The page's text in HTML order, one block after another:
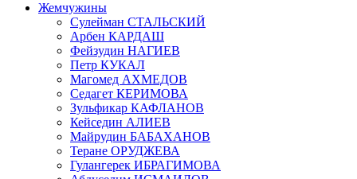
Жемчужины
Сулейман СТАЛЬСКИЙ
Арбен КАРДАШ
Фейзудин НАГИЕВ
Петр КУКАЛ
Магомед АХМЕДОВ
Седагет КЕРИМОВА
Зульфикар КАФЛАНОВ
Кейседин АЛИЕВ
Майрудин БАБАХАНОВ
Теране ОРУДЖЕВА
Гулангерек ИБРАГИМОВА